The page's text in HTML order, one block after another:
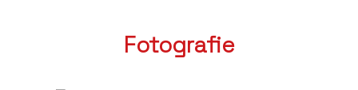
Fotografie